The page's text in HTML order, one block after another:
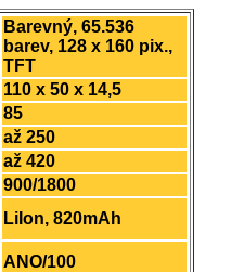
Barevný, 65.536
barev, 128 x 160 pix.,
TFT
110 x 50 x 14,5
85
až 250
až 420
900/1800
LiIon, 820mAh
ANO/100